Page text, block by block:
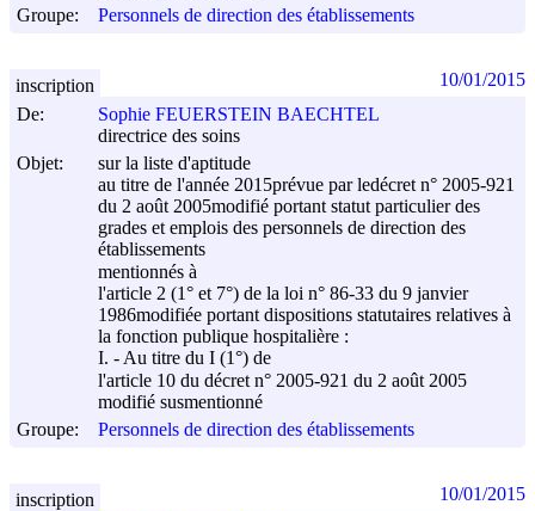
Groupe:
Personnels de direction des établissements
De:
Sophie FEUERSTEIN BAECHTEL
directrice des soins
Objet:
sur la liste d'aptitude
au titre de l'année 2015prévue par ledécret n° 2005-921
du 2 août 2005modifié portant statut particulier des
grades et emplois des personnels de direction des
établissements
mentionnés à
l'article 2 (1° et 7°) de la loi n° 86-33 du 9 janvier
1986modifiée portant dispositions statutaires relatives à
la fonction publique hospitalière :
I. - Au titre du I (1°) de
l'article 10 du décret n° 2005-921 du 2 août 2005
modifié susmentionné
Groupe:
Personnels de direction des établissements
inscription 10/01/2015
inscription 10/01/2015